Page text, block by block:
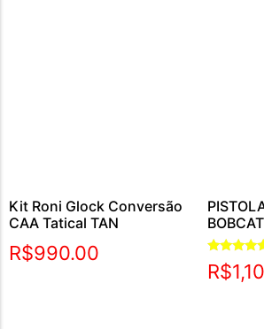
Kit Roni Glock Conversão
CAA Tatical TAN
R$990.00
Avaliação
5.00
R$